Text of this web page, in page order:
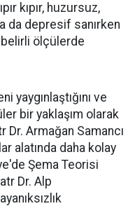
kıpır, huzursuz,
da depresif sanırken
belirli ölçülerde
yaygınlaştığını ve
bir yaklaşım olarak
Armağan Samancı
alatında daha kolay
Şema Teorisi
Dr. Alp